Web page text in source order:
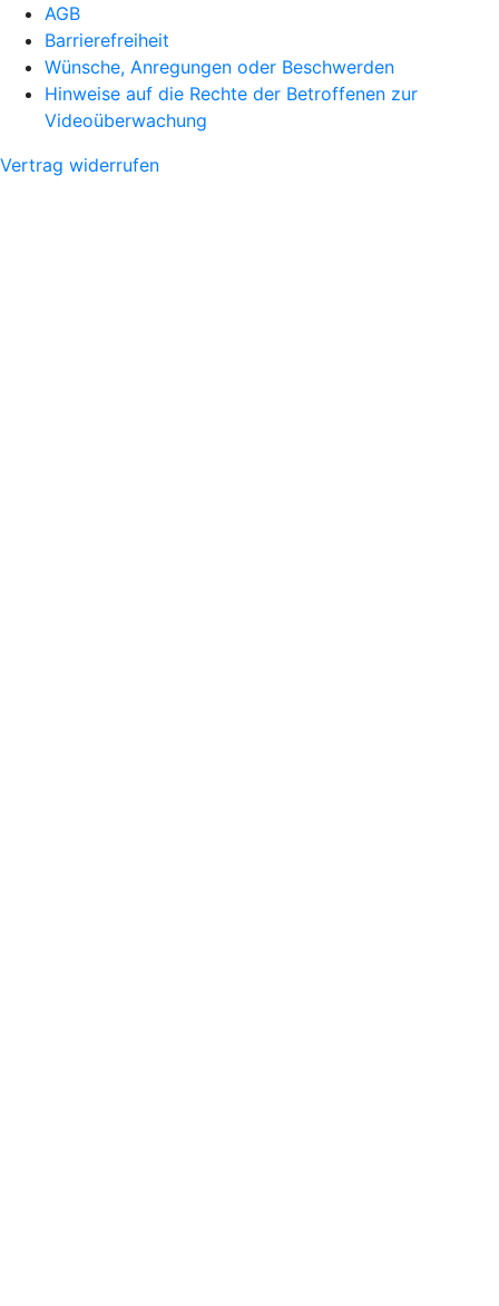
AGB
Barrierefreiheit
Wünsche, Anregungen oder Beschwerden
Hinweise auf die Rechte der Betroffenen zur
Videoüberwachung
Vertrag widerrufen